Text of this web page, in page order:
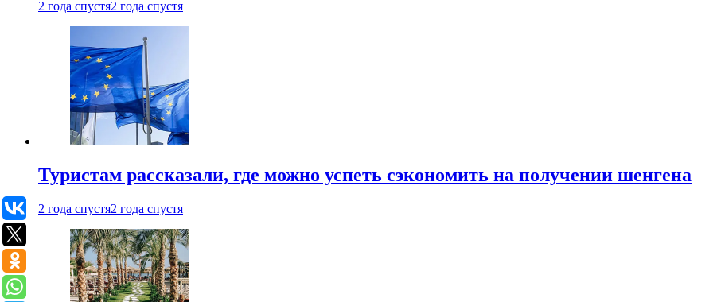
2 года спустя2 года спустя
Туристам рассказали, где можно успеть сэкономить на получении шенгена
2 года спустя2 года спустя